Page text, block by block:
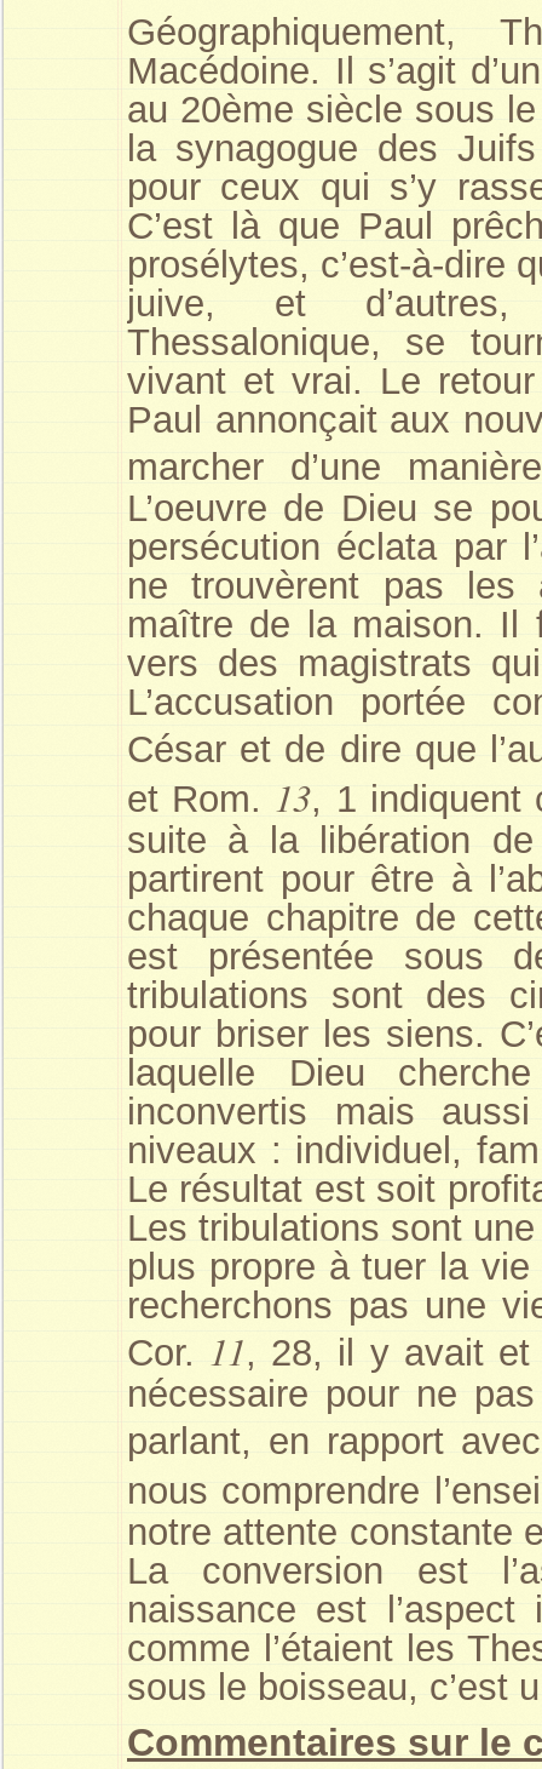
Géographiquement,
Macédoine. Il s’agit
au 20ème siècle sous
la synagogue des
pour ceux qui s’y
C’est là que Paul
prosélytes, c’est-à-dire
juive, et d’autres,
Thessalonique, se
vivant et vrai. Le
Paul annonçait aux
marcher d’une
L’oeuvre de Dieu se
persécution éclata par
ne trouvèrent pas les
maître de la maison. Il
vers des magistrats
L’accusation portée
César et de dire que
et Rom. 13, 1 indiquent
suite à la libération
partirent pour être à
chaque chapitre de
est présentée sous
tribulations sont des
pour briser les siens.
laquelle Dieu
inconvertis mais
niveaux : individuel,
Le résultat est soit
Les tribulations sont
plus propre à tuer la
recherchons pas une
Cor. 11, 28, il y avait et
nécessaire pour ne
parlant, en rapport
nous comprendre
notre attente constante
La conversion est
naissance est
comme l’étaient les
sous le boisseau, c’est
Commentaires sur le